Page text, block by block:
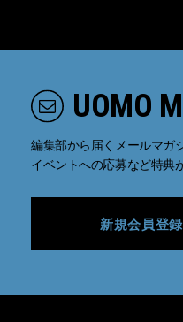
UOMO
編集部から届くメールマガ
イベントへの応募など特典
新規会員登録